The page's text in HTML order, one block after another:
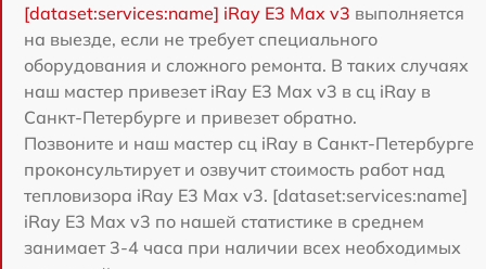
[dataset:services:name] iRay E3 Max v3 выполняется
на выезде, если не требует специального
оборудования и сложного ремонта. В таких случаях
наш мастер привезет iRay E3 Max v3 в сц iRay в
Санкт-Петербурге и привезет обратно.
Позвоните и наш мастер сц iRay в Санкт-Петербурге
проконсультирует и озвучит стоимость работ над
тепловизора iRay E3 Max v3. [dataset:services:name]
iRay E3 Max v3 по нашей статистике в среднем
занимает 3-4 часа при наличии всех необходимых